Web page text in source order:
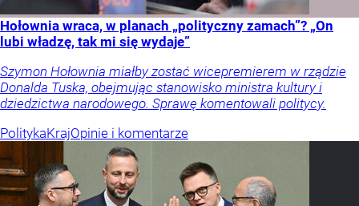
Hołownia wraca, w planach „polityczny zamach”? „On
lubi władzę, tak mi się wydaje”
Szymon Hołownia miałby zostać wicepremierem w rządzie
Donalda Tuska, obejmując stanowisko ministra kultury i
dziedzictwa narodowego. Sprawę komentowali politycy.
PolitykaKrajOpinie i komentarze